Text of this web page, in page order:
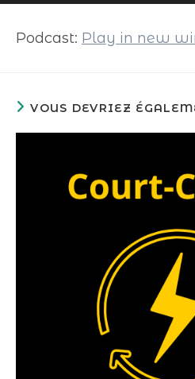
audio
Podcast: Play in new
VOUS DEVRIEZ